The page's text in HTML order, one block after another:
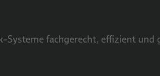
Systeme fachgerecht, effizient